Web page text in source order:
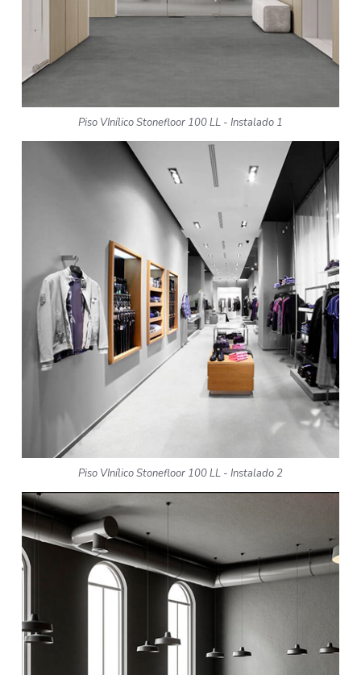
Piso VInílico Stonefloor 100 LL - Instalado 1
Piso VInílico Stonefloor 100 LL - Instalado 2